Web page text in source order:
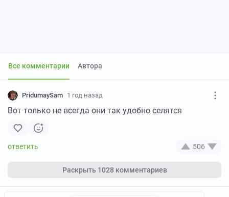
Все комментарии Автора
PridumaySam 1 год назад
Вот только не всегда они так удобно селятся
506
Раскрыть 1028 комментариев